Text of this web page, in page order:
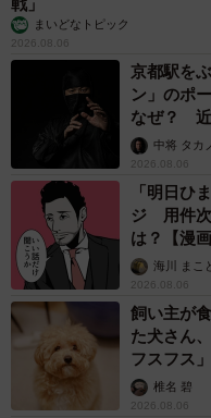
【物価高が直撃】お盆帰
速バスの「使い分け」が鮮
まいどなニュース情報部
2026.08.06
1歳息子が
のに」と
応し必死
出し…山岡 もと
2026.08.06
子どもの
「家庭学
態と広が